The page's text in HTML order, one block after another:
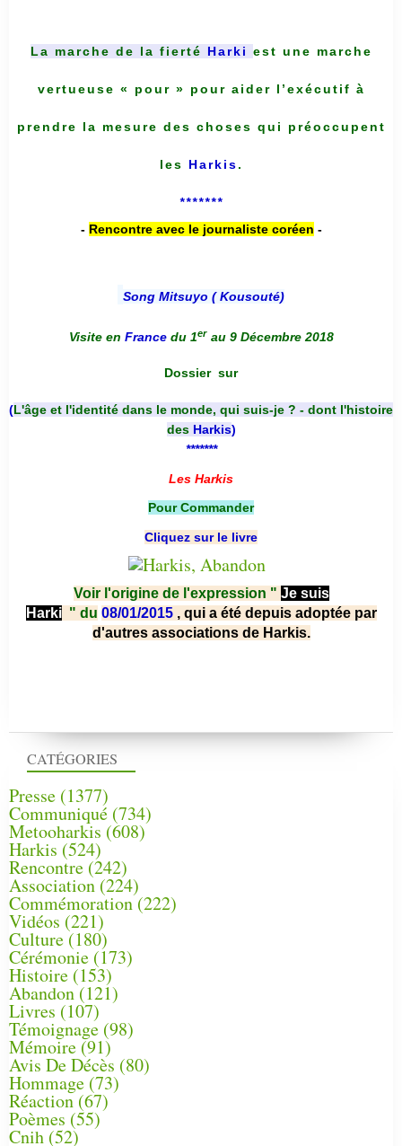
CATÉGORIES
Presse (1377)
Communiqué (734)
Metooharkis (608)
Harkis (524)
Rencontre (242)
Association (224)
Commémoration(222)
Vidéos (221)
Culture(180)
Cérémonie (173)
Histoire (153)
Abandon(121)
Livres (107)
Témoignage (98)
Mémoire (91)
Avis De Décès (80)
Hommage (73)
Réaction(67)
Poèmes (55)
Cnih (52)
La marche de la fierté Harki est une marche
vertueuse « pour » pour aider l’exécutif à
prendre la mesure des choses qui préoccupent
les Harkis.
*******
- Rencontre avec le journaliste coréen -
Song Mitsuyo ( Kousouté)
Visite en France du 1er au 9 Décembre 2018
Dossier sur
(L'âge et l'identité dans le monde, qui suis-je ? - dont l'histoire
des Harkis)
*******
Les Harkis
Pour Commander
Cliquez sur le livre
Voir l'origine de l'expression " Je suis
Harki " du 08/01/2015 , qui a été depuis adoptée par
d'autres associations de Harkis.